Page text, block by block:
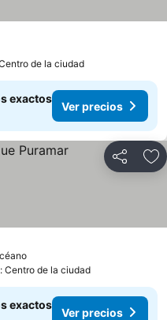
de la ciudad
exactos
Ver precios
Compartir
Centro de la ciudad
exactos
Ver precios